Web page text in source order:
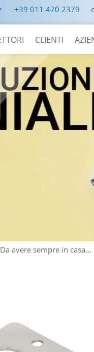
+39 011 470 2379
CLIENTI
avere sempre in casa...